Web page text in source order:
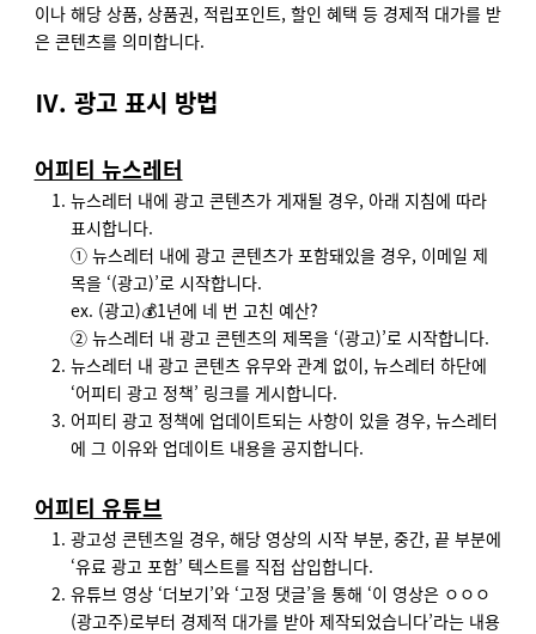
이나 해당 상품, 상품권, 적립포인트, 할인 혜택 등 경제적 대가를 받
은 콘텐츠를 의미합니다.
Ⅳ. 광고 표시 방법
어피티 뉴스레터
뉴스레터 내에 광고 콘텐츠가 게재될 경우, 아래 지침에 따라
표시합니다.
① 뉴스레터 내에 광고 콘텐츠가 포함돼있을 경우, 이메일 제
목을 ‘(광고)’로 시작합니다.
ex. (광고)💰1년에 네 번 고친 예산?
② 뉴스레터 내 광고 콘텐츠의 제목을 ‘(광고)’로 시작합니다.
뉴스레터 내 광고 콘텐츠 유무와 관계 없이, 뉴스레터 하단에
‘어피티 광고 정책’ 링크를 게시합니다.
어피티 광고 정책에 업데이트되는 사항이 있을 경우, 뉴스레터
에 그 이유와 업데이트 내용을 공지합니다.
어피티 유튜브
광고성 콘텐츠일 경우, 해당 영상의 시작 부분, 중간, 끝 부분에
‘유료 광고 포함’ 텍스트를 직접 삽입합니다.
유튜브 영상 ‘더보기’와 ‘고정 댓글’을 통해 ‘이 영상은 ㅇㅇㅇ
(광고주)로부터 경제적 대가를 받아 제작되었습니다’라는 내용